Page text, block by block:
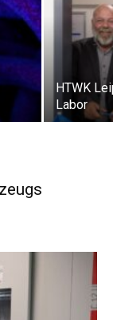
HTWK
Labor